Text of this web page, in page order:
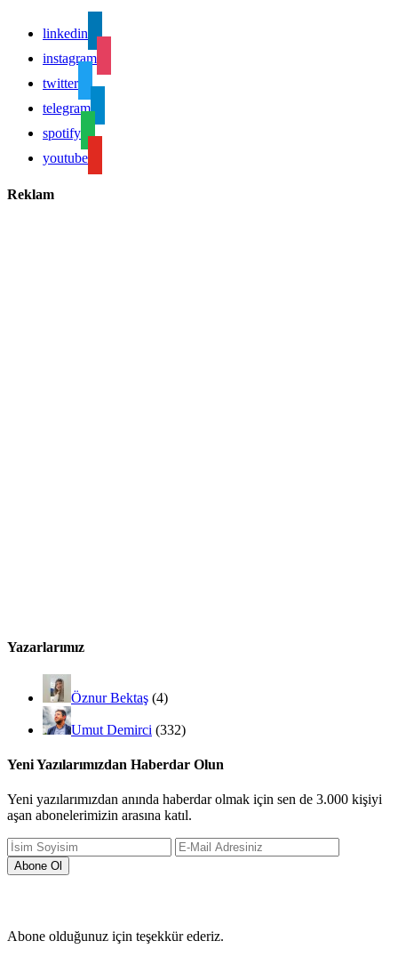
linkedin
instagram
twitter
telegram
spotify
youtube
Reklam
Yazarlarımız
Öznur Bektaş (4)
Umut Demirci (332)
Yeni Yazılarımızdan Haberdar Olun
Yeni yazılarımızdan anında haberdar olmak için sen de 3.000 kişiyi
aşan abonelerimizin arasına katıl.
Abone olduğunuz için teşekkür ederiz.